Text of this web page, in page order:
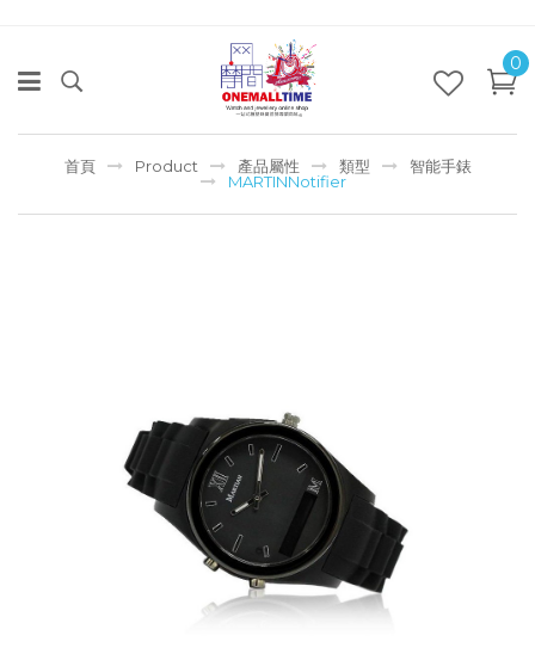
0
首頁 Product 產品屬性 類型
智能手錶
MARTINNotifier